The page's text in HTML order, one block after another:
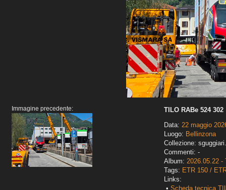
Immagine precedente:
TILO RABe 524 302
Data: 22 maggio
Luogo: Bellinzona
Collezione:
Commenti: -
Album: 2026.05.22 -
Tags: ETR 150 /
Links:
• Scheda tecnica